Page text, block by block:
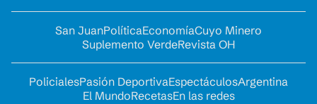
San JuanPolíticaEconomíaCuyo Minero
Suplemento VerdeRevista OH
PolicialesPasión DeportivaEspectáculosArgentina
El MundoRecetasEn las redes